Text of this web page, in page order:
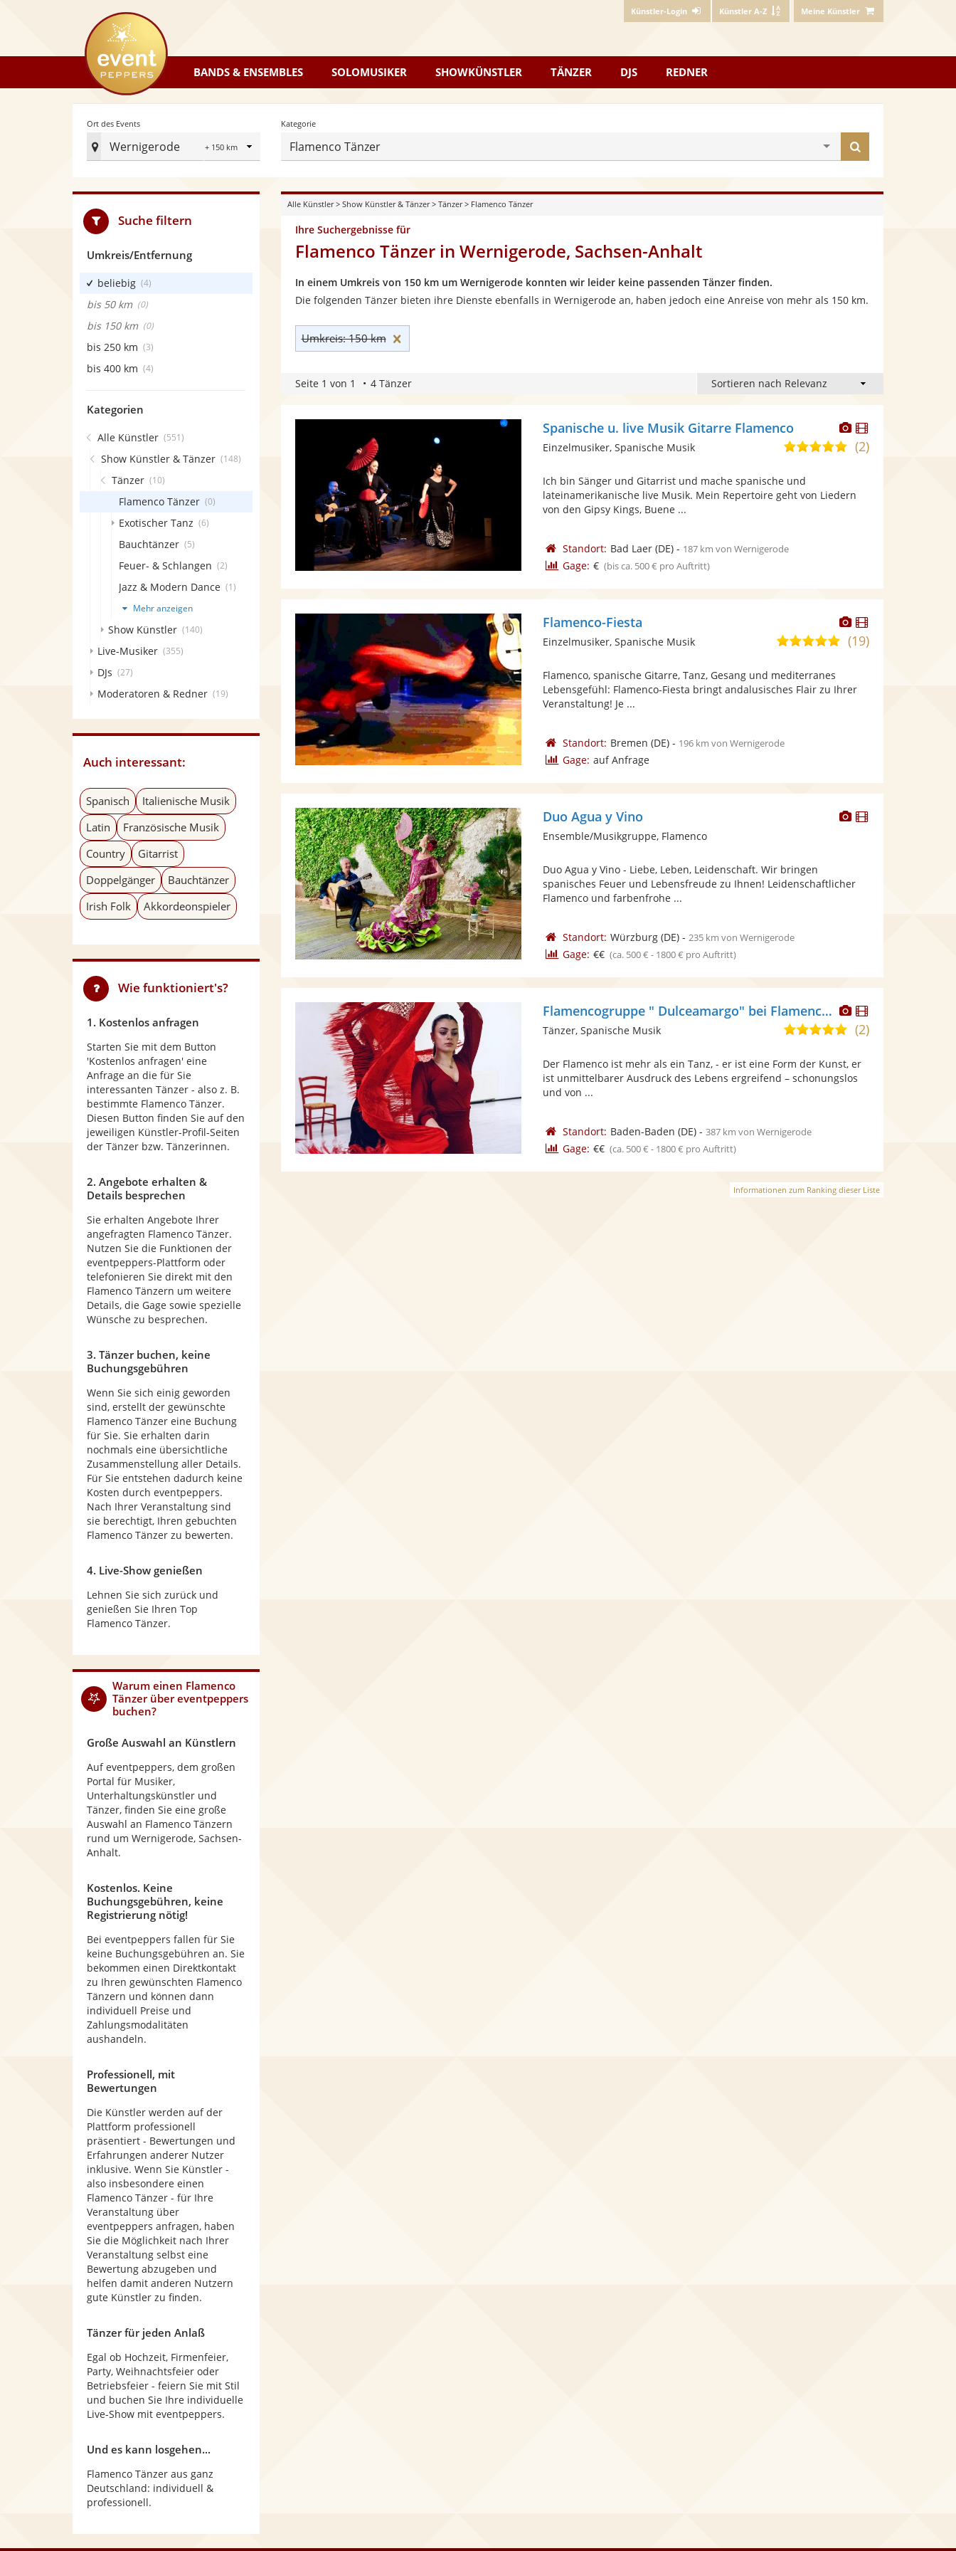
Künstler-Login Künstler A-Z Meine Künstler
eventpeppers
BANDS & ENSEMBLES SOLOMUSIKER SHOWKÜNSTLER TÄNZER DJS REDNER
Ort des Events
Wernigerode
Radius
Ort
Events
festlegen
Kategorie
Flamenco Tänzer
finden
Alle Künstler> Show Künstler & Tänzer> Tänzer> Flamenco Tänzer
Ihre Suchergebnisse für
Flamenco Tänzer in Wernigerode, Sachsen-Anhalt
In einem Umkreis von 150 km um Wernigerode konnten wir leider keine passenden Tänzer finden.
Die folgenden Tänzer bieten ihre Dienste ebenfalls in Wernigerode an, haben jedoch eine Anreise von mehr als 150 km.
Umkreis: 150 km
Seite 1 von 1 4 Tänzer
Dieser
Künstler
stellt
Dieser
Künstler
Spanische u. live Musik Gitarre Flamenco
4,8
Sternen
(2)
Einzelmusiker, Spanische Musik
Ich bin Sänger und Gitarrist und mache spanische und
lateinamerikanische live Musik. Mein Repertoire geht von Liedern
von den Gipsy Kings, Buene ...
Standort: Bad Laer(DE)- 187 km von Wernigerode
Gage: € (bis ca. 500 € pro Auftritt)
Dieser
Künstler
stellt
Dieser
Künstler
Flamenco-Fiesta
5,0
Sternen
(19)
Einzelmusiker, Spanische Musik
Flamenco, spanische Gitarre, Tanz, Gesang und mediterranes
Lebensgefühl: Flamenco-Fiesta bringt andalusisches Flair zu Ihrer
Veranstaltung! Je ...
Standort: Bremen (DE)- 196 km von Wernigerode
Gage: auf Anfrage
DieserDieser
Duo Agua y Vino
Ensemble/Musikgruppe, Flamenco
Duo Agua y Vino - Liebe, Leben, Leidenschaft. Wir bringen
spanisches Feuer und Lebensfreude zu Ihnen! Leidenschaftlicher
Flamenco und farbenfrohe ...
Standort: Würzburg(DE)- 235 km von Wernigerode
Gage: €€ (ca. 500 € - 1800 € pro Auftritt)
Dieser
Künstler
stellt
bereit.
Dieser
Künstler
Flamencogruppe " Dulceamargo" bei Flamencita Tanzstudio
4,8
5
Sternen
(2)
Tänzer, Spanische Musik
Der Flamenco ist mehr als ein Tanz, - er ist eine Form der Kunst, er
ist unmittelbarer Ausdruck des Lebens ergreifend – schonungslos
und von ...
Standort: Baden-Baden (DE)- 387 km von Wernigerode
Gage: €€ (ca. 500 € - 1800 € pro Auftritt)
Informationen zum Ranking dieser Liste
Suche filtern
Umkreis/Entfernung
beliebig (4)
bis 50 km (0)
bis 150 km (0)
bis 250 km (3)
bis 400 km (4)
Kategorien
Alle Künstler (551)
Show Künstler & Tänzer (148)
Tänzer (10)
Flamenco Tänzer (0)
Exotischer Tanz (6)
Bauchtänzer (5)
Feuer- & Schlangen (2)
Jazz & Modern Dance (1)
Mehr anzeigen
Show Künstler (140)
Live-Musiker (355)
DJs (27)
Moderatoren & Redner (19)
Auch interessant:
Spanisch
Italienische Musik
Latin
Französische Musik
Country
Gitarrist
Doppelgänger
Bauchtänzer
Irish Folk
Akkordeonspieler
Wie funktioniert's?
1. Kostenlos anfragen
Starten Sie mit dem Button
'Kostenlos anfragen' eine
Anfrage an die für Sie
interessanten Tänzer - also z. B.
bestimmte Flamenco Tänzer.
Diesen Button finden Sie auf den
jeweiligen Künstler-Profil-Seiten
der Tänzer bzw. Tänzerinnen.
2. Angebote erhalten &
Details besprechen
Sie erhalten Angebote Ihrer
angefragten Flamenco Tänzer.
Nutzen Sie die Funktionen der
eventpeppers-Plattform oder
telefonieren Sie direkt mit den
Flamenco Tänzern um weitere
Details, die Gage sowie spezielle
Wünsche zu besprechen.
3. Tänzer buchen, keine
Buchungsgebühren
Wenn Sie sich einig geworden
sind, erstellt der gewünschte
Flamenco Tänzer eine Buchung
für Sie. Sie erhalten darin
nochmals eine übersichtliche
Zusammenstellung aller Details.
Für Sie entstehen dadurch keine
Kosten durch eventpeppers.
Nach Ihrer Veranstaltung sind
sie berechtigt, Ihren gebuchten
Flamenco Tänzer zu bewerten.
4. Live-Show genießen
Lehnen Sie sich zurück und
genießen Sie Ihren Top
Flamenco Tänzer.
Warum einen Flamenco
Tänzerüber eventpeppers
buchen?
Große Auswahl an Künstlern
Auf eventpeppers, dem großen
Portal für Musiker,
Unterhaltungskünstler und
Tänzer, finden Sie eine große
Auswahl an Flamenco Tänzern
rund um Wernigerode, Sachsen-
Anhalt.
Kostenlos. Keine
Buchungsgebühren, keine
Registrierung nötig!
Bei eventpeppers fallen für Sie
keine Buchungsgebühren an. Sie
bekommen einen Direktkontakt
zu Ihren gewünschten Flamenco
Tänzern und können dann
individuell Preise und
Zahlungsmodalitäten
aushandeln.
Professionell, mit
Bewertungen
Die Künstler werden auf der
Plattform professionell
präsentiert - Bewertungen und
Erfahrungen anderer Nutzer
inklusive. Wenn Sie Künstler -
also insbesondere einen
Flamenco Tänzer - für Ihre
Veranstaltung über
eventpeppers anfragen, haben
Sie die Möglichkeit nach Ihrer
Veranstaltung selbst eine
Bewertung abzugeben und
helfen damit anderen Nutzern
gute Künstler zu finden.
Tänzer für jeden Anlaß
Egal ob Hochzeit, Firmenfeier,
Party, Weihnachtsfeier oder
Betriebsfeier - feiern Sie mit Stil
und buchen Sie Ihre individuelle
Live-Show mit eventpeppers.
Und es kann losgehen...
Flamenco Tänzer aus ganz
Deutschland: individuell &
professionell.